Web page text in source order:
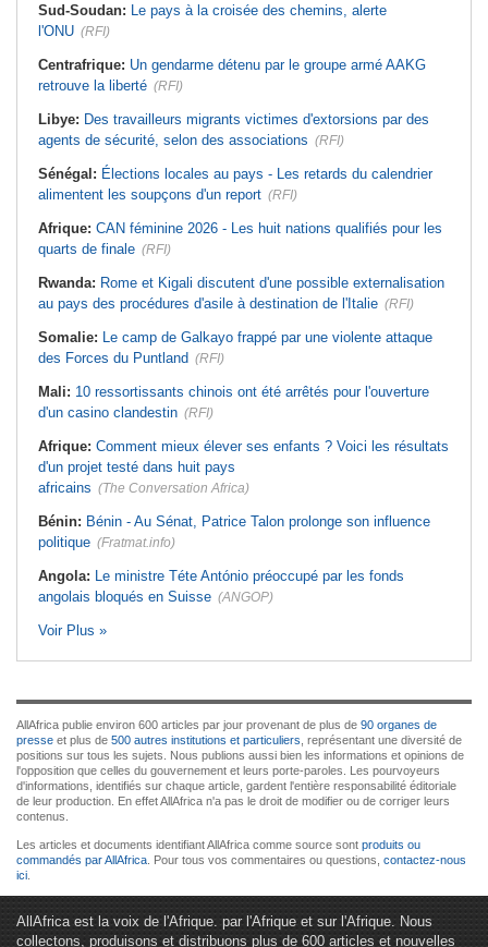
Sud-Soudan: Le pays à la croisée des chemins, alerte
l'ONU (RFI)
Centrafrique: Un gendarme détenu par le groupe armé AAKG
retrouve la liberté (RFI)
Libye: Des travailleurs migrants victimes d'extorsions par des
agents de sécurité, selon des associations (RFI)
Sénégal: Élections locales au pays - Les retards du calendrier
alimentent les soupçons d'un report (RFI)
Afrique: CAN féminine 2026 - Les huit nations qualifiés pour les
quarts de finale (RFI)
Rwanda: Rome et Kigali discutent d'une possible externalisation
au pays des procédures d'asile à destination de l'Italie (RFI)
Somalie: Le camp de Galkayo frappé par une violente attaque
des Forces du Puntland (RFI)
Mali: 10 ressortissants chinois ont été arrêtés pour l'ouverture
d'un casino clandestin (RFI)
Afrique: Comment mieux élever ses enfants ? Voici les résultats
d'un projet testé dans huit pays
africains (The Conversation Africa)
Bénin: Bénin - Au Sénat, Patrice Talon prolonge son influence
politique (Fratmat.info)
Angola: Le ministre Téte António préoccupé par les fonds
angolais bloqués en Suisse (ANGOP)
Voir Plus »
AllAfrica publie environ 600 articles par jour provenant de plus de 90 organes de
presse et plus de 500 autres institutions et particuliers , représentant une diversité de
positions sur tous les sujets. Nous publions aussi bien les informations et opinions de
l'opposition que celles du gouvernement et leurs porte-paroles. Les pourvoyeurs
d'informations, identifiés sur chaque article, gardent l'entière responsabilité éditoriale
de leur production. En effet AllAfrica n'a pas le droit de modifier ou de corriger leurs
contenus.
Les articles et documents identifiant AllAfrica comme source sont produits ou
commandés par AllAfrica . Pour tous vos commentaires ou questions, contactez-nous
ici
AllAfrica est la voix de l'Afrique. par l'Afrique et sur l'Afrique. Nous
collectons, produisons et distribuons plus de 600 articles et nouvelles